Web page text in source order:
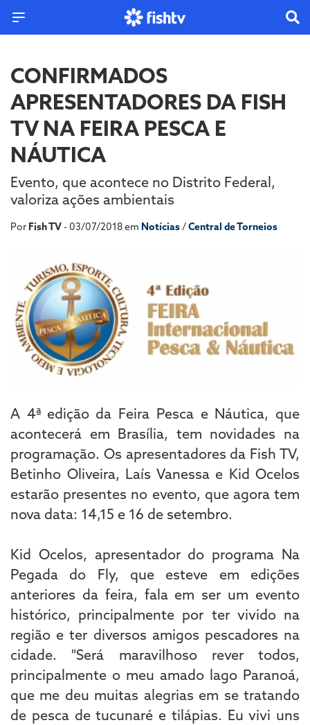
CONFIRMADOS
APRESENTADORES DA FISH
TV NA FEIRA PESCA E
NÁUTICA
Evento, que acontece no Distrito Federal,
valoriza ações ambientais
Por Fish TV- 03/07/2018 em Notícias/Central de Torneios
A 4ª edição da Feira Pesca e Náutica, que
acontecerá em Brasília, tem novidades na
programação. Os apresentadores da Fish TV,
Betinho Oliveira, Laís Vanessa e Kid Ocelos
estarão presentes no evento, que agora tem
nova data: 14,15 e 16 de setembro.
Kid Ocelos, apresentador do programa Na
Pegada do Fly, que esteve em edições
anteriores da feira, fala em ser um evento
histórico, principalmente por ter vivido na
região e ter diversos amigos pescadores na
cidade. "Será maravilhoso rever todos,
principalmente o meu amado lago Paranoá,
que me deu muitas alegrias em se tratando
de pesca de tucunaré e tilápias. Eu vivi uns